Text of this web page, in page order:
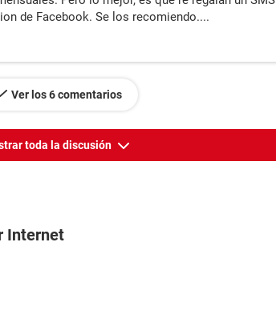
de Facebook. Se los recomiendo....
Ver los 6 comentarios
toda la discusión
Internet